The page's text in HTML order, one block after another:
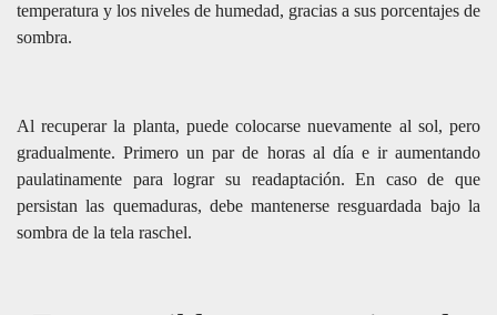
temperatura y los niveles de humedad, gracias a sus porcentajes de
sombra.
Al recuperar la planta, puede colocarse nuevamente al sol, pero
gradualmente. Primero un par de horas al día e ir aumentando
paulatinamente para lograr su readaptación. En caso de que
persistan las quemaduras, debe mantenerse resguardada bajo la
sombra de la tela raschel.